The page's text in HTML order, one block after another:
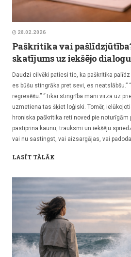
28.02.2026
Paškritika vai
skatījums uz iekšējo dialogu
Daudzi cilvēki patiesi tic, ka paškritika
es būšu stingrāka pret sevi, es neatslābšu.”
regresēšu.” “Tikai stingrība mani virza uz
uzmetiena tas šķiet loģiski. Tomēr,
hroniska paškritika reti noved pie noturīgām
pastiprina kaunu, trauksmi un iekšēju
vai nu sastingst, vai aizsargājas, vai
LASĪT TĀLĀK